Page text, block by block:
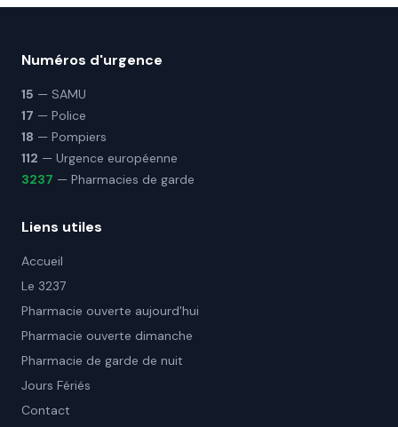
Numéros d'urgence
15 — SAMU
17 — Police
18 — Pompiers
112 — Urgence européenne
3237 — Pharmacies de garde
Liens utiles
Accueil
Le 3237
Pharmacie ouverte aujourd'hui
Pharmacie ouverte dimanche
Pharmacie de garde de nuit
Jours Fériés
Contact